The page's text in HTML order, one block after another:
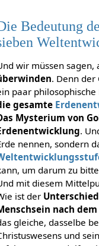
Bedeutung
wir müssen sagen,
. Denn
paar
gesamte
Mysterium von
.
nennen, sondern
um darum zu
mit diesem
ist der
nach
gleiche, dasselbe
und